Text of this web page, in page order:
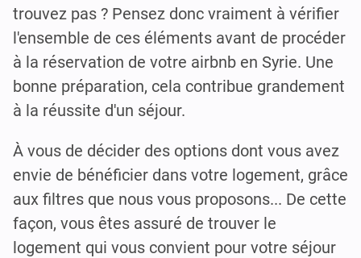
trouvez pas ? Pensez donc vraiment à vérifier
l'ensemble de ces éléments avant de procéder
à la réservation de votre airbnb en Syrie. Une
bonne préparation, cela contribue grandement
à la réussite d'un séjour.
À vous de décider des options dont vous avez
envie de bénéficier dans votre logement, grâce
aux filtres que nous vous proposons... De cette
façon, vous êtes assuré de trouver le
logement qui vous convient pour votre séjour